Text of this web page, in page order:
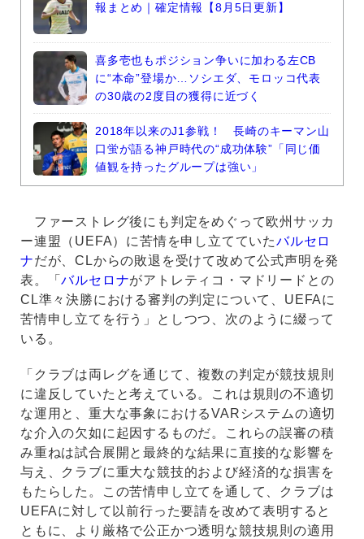
報まとめ｜確定情報【8月5日更新】
喜多壱也もポジション争いに加わる左CB
に“本命”登場か…ソシエダ、モロッコ代表
の30歳の2度目の獲得に近づく
2018年以来のJ1参戦！ 長崎のキーマン山
口蛍が語る神戸時代の“成功体験”「同じ価
値観を持ったグループは強い」
ファーストレグ後にも判定をめぐって欧州サッカ
ー連盟（UEFA）に苦情を申し立てていたバルセロ
ナだが、CLからの敗退を受けて改めて公式声明を発
表。「バルセロナがアトレティコ・マドリードとの
CL準々決勝における審判の判定について、UEFAに
苦情申し立てを行う」としつつ、次のように綴って
いる。
「クラブは両レグを通じて、複数の判定が競技規則
に違反していたと考えている。これは規則の不適切
な運用と、重大な事象におけるVARシステムの適切
な介入の欠如に起因するものだ。これらの誤審の積
み重ねは試合展開と最終的な結果に直接的な影響を
与え、クラブに重大な競技的および経済的な損害を
もたらした。この苦情申し立てを通して、クラブは
UEFAに対して以前行った要請を改めて表明すると
ともに、より厳格で公正かつ透明な競技規則の適用